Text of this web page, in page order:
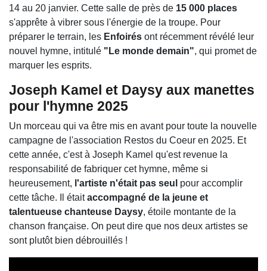
14 au 20 janvier. Cette salle de près de 15 000 places
s'apprête à vibrer sous l'énergie de la troupe. Pour
préparer le terrain, les Enfoirés ont récemment révélé leur
nouvel hymne, intitulé "Le monde demain", qui promet de
marquer les esprits.
Joseph Kamel et Daysy aux manettes
pour l'hymne 2025
Un morceau qui va être mis en avant pour toute la nouvelle
campagne de l'association Restos du Coeur en 2025. Et
cette année, c'est à Joseph Kamel qu'est revenue la
responsabilité de fabriquer cet hymne, même si
heureusement, l'artiste n'était pas seul pour accomplir
cette tâche. Il étaitaccompagné de la jeune et
talentueuse chanteuse Daysy, étoile montante de la
chanson française. On peut dire que nos deux artistes se
sont plutôt bien débrouillés !